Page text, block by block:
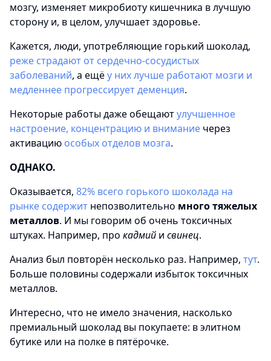
мозгу, изменяет микробиоту кишечника в лучшую
сторону и, в целом, улучшает здоровье.
Кажется, люди, употребляющие горький шоколад,
реже страдают от сердечно-сосудистых
заболеваний, а ещёу них лучше работают мозги и
медленнее прогрессирует деменция.
Некоторые работы даже обещаютулучшенное
настроение, концентрацию и внимание через
активацию особых отделов мозга.
ОДНАКО.
Оказывается, 82% всего горького шоколада на
рынке содержит непозволительно много тяжелых
металлов. И мы говорим об очень токсичных
штуках. Например, про кадмий и свинец.
Анализ был повторён несколько раз. Например, тут.
Больше половины содержали избыток токсичных
металлов.
Интересно, что не имело значения, насколько
премиальный шоколад вы покупаете: в элитном
бутике или на полке в пятёрочке.